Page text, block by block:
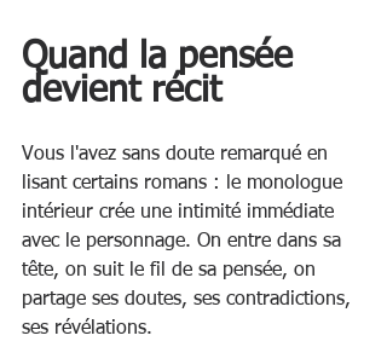
Quand la pensée
devient récit
Vous l'avez sans doute remarqué en
lisant certains romans : le monologue
intérieur crée une intimité immédiate
avec le personnage. On entre dans sa
tête, on suit le fil de sa pensée, on
partage ses doutes, ses contradictions,
ses révélations.